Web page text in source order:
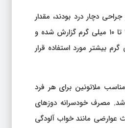
دچار درد بودند، مقدار
مصرف معمولا بین ۱ تا ۱۰ میلی گرم گزارش شده و
۵ تا ۶ میلی گرم بیشتر مورد استفاده قرار
ملاتونین برای هر فرد
مصرف خودسرانه دوزهای
عوارضی مانند خواب آلودگی